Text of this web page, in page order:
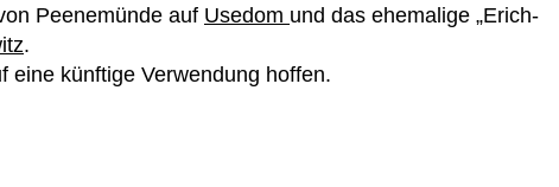
Peenemünde auf Usedom und das ehemalige „Erich-
.
eine künftige Verwendung hoffen.